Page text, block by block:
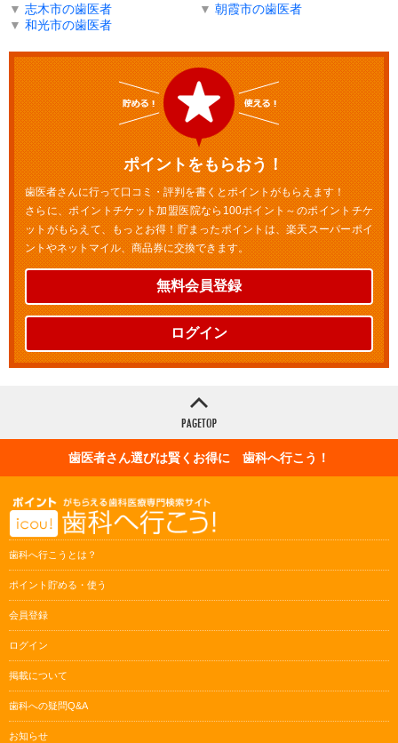
▼ 志木市の歯医者 ▼ 朝霞市の歯医者
▼ 和光市の歯医者
ポイントをもらおう！
歯医者さんに行って口コミ・評判を書くとポイントがもらえます！
さらに、ポイントチケット加盟医院なら100ポイント～のポイントチケ
ットがもらえて、もっとお得！貯まったポイントは、楽天スーパーポイ
ントやネットマイル、商品券に交換できます。
無料会員登録
ログイン
歯医者さん選びは賢くお得に 歯科へ行こう！
歯科へ行こうとは？
ポイント貯める・使う
会員登録
ログイン
掲載について
歯科への疑問Q&A
お知らせ